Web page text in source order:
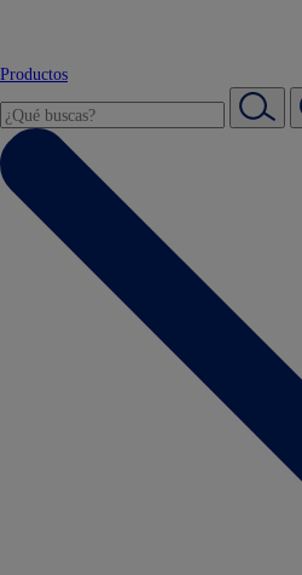
Productos